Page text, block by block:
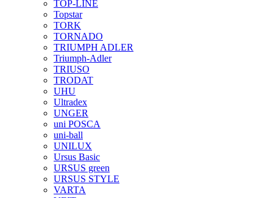
TOP-LINE
Topstar
TORK
TORNADO
TRIUMPH ADLER
Triumph-Adler
TRIUSO
TRODAT
UHU
Ultradex
UNGER
uni POSCA
uni-ball
UNILUX
Ursus Basic
URSUS green
URSUS STYLE
VARTA